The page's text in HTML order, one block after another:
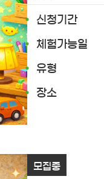
신청기간
체험가능일
유형
장소
모집중